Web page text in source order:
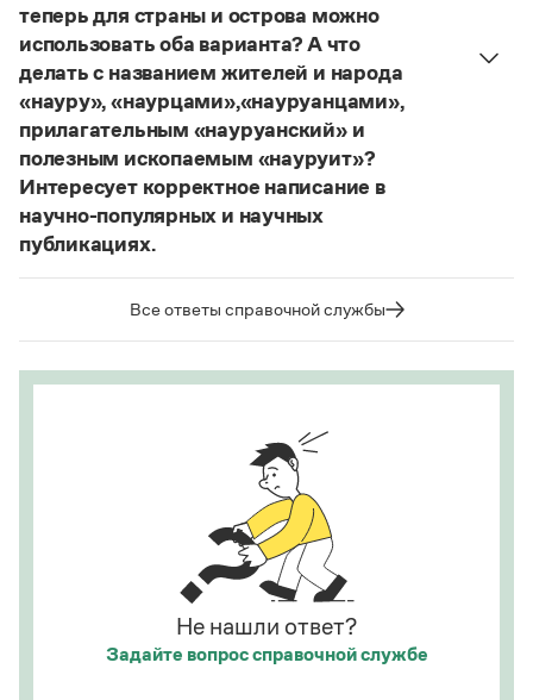
Страница ответа
теперь для страны и острова можно
использовать оба варианта? А что
делать с названием жителей и народа
«науру», «наурцами»,«науруанцами»,
прилагательным «науруанский» и
полезным ископаемым «науруит»?
Интересует корректное написание в
научно-популярных и научных
публикациях.
Изменение касается только официального
названия государства. Все остальные слова,
быть использованы в любых текстах. Здесь
на скользкую дорожку, уводящую в бездну
острейших дискуссий), что в русском языке
осталось прилагательноебелорусский
официальное название государства изменилось
Республика Беларусь. Имолдаване
молдаванами , когда государство
официально сталоМолдовой.
Страница ответа
Все ответы справочной службы
Не нашли ответ?
Задайте вопроссправочной службе